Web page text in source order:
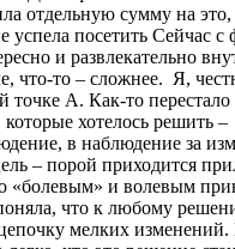
отдельную сумму на это,
успела посетить Сейчас с
и развлекательно
что-то – сложнее. Я,
точке А. Как-то перестало
хотелось решить –
в наблюдение за
– порой приходится
«болевым» и волевым
что к любому
мелких изменений.